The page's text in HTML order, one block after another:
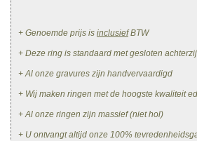
+ Genoemde prijs is inclusiefBTW
+ Deze ring is standaard met gesloten
+ Al onze gravures zijn handvervaardigd
+ Wij maken ringen met de hoogste kwaliteit
+ Al onze ringen zijn massief (niet hol)
+ U ontvangt altijd onze 100%